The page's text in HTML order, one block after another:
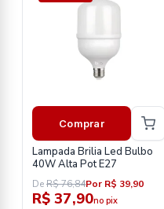
Comprar
Lampada Brilia Led Bulbo
40W Alta Pot E27
DeR$ 76,84Por R$ 39,90
R$ 37,90no pix